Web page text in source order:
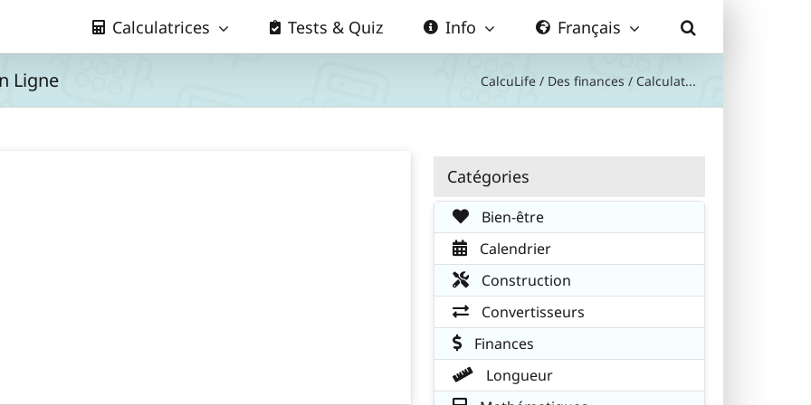
Calculatrices Tests & Quiz Info Français
Ligne CalcuLife / Des finances / Calculat...
Catégories
Bien-être
Calendrier
Construction
Convertisseurs
Finances
Longueur